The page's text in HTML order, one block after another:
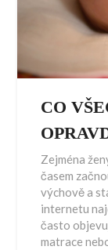
CO
Zejména
časem
výchově a
internetu
často
matrace